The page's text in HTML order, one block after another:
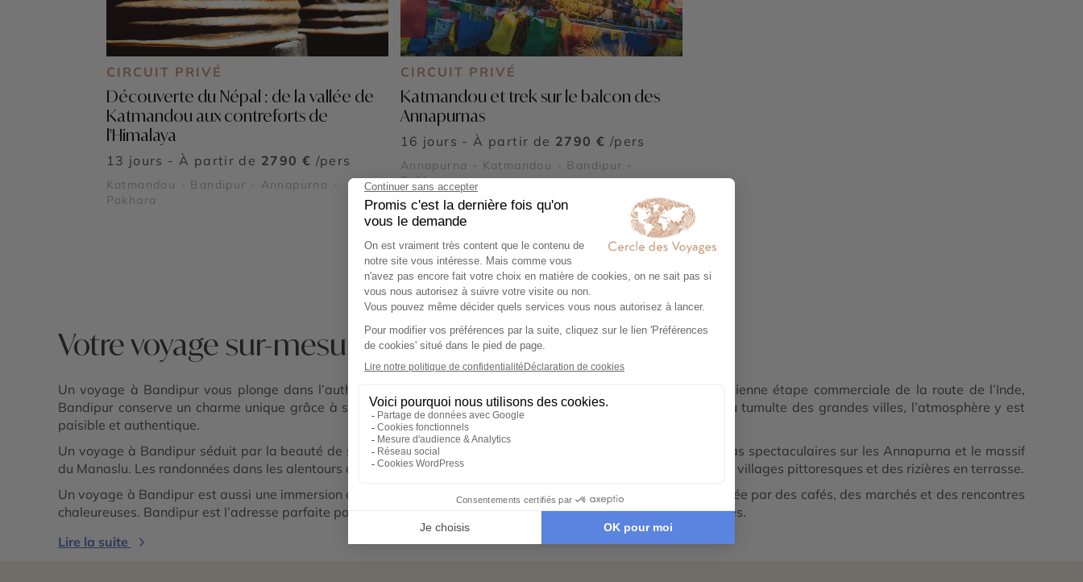
CIRCUIT PRIVÉ
Découverte du Népal : de la vallée de
Katmandou aux contreforts de
l'Himalaya
13 jours - À partir de 2790 € /pers
Katmandou - Bandipur - Annapurna -
Pokhara
CIRCUIT PRIVÉ
Katmandou et trek sur le balcon des
Annapurnas
16 jours - À partir de 2790 € /pers
Annapurna - Katmandou - Bandipur -
Pokhara
Voir tous nos voyages Népal
Votre voyage sur-mesure à Bandipur
Un voyage à Bandipur vous plonge dans l’authenticité d’un village perché entre
et Pokhara. Ancienne étape commerciale de la route de l’Inde,
Bandipur conserve un charme unique grâce à ses maisons traditionnelles newar et ses ruelles pavées. Loin du tumulte des grandes villes, l’atmosphère y est
paisible et authentique.
Un voyage à Bandipur séduit par la beauté de ses paysages. Depuis la colline, vous contemplez des panoramas spectaculaires sur les Annapurna et le massif
du Manaslu. Les randonnées dans les alentours offrent l’occasion de découvrir des grottes impressionnantes, des villages pittoresques et des rizières en terrasse.
Un voyage à Bandipur est aussi une immersion culturelle. La vie locale se découvre sur la place principale, animée par des cafés, des marchés et des rencontres
chaleureuses. Bandipur est l’adresse parfaite pour ceux qui recherchent authenticité, sérénité et vues imprenables.
Lire la suite